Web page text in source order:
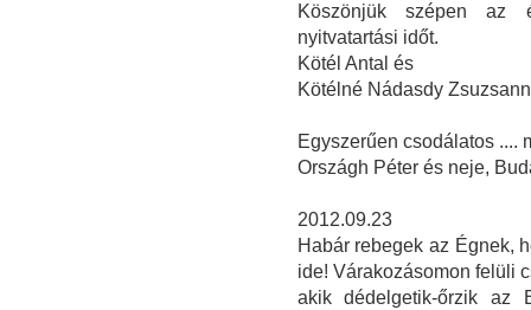
Köszönjük szépen az
nyitvatartási időt.
Kötél Antal és
Kötélné Nádasdy
Egyszerűen csodálatos ....
Országh Péter és neje,
2012.09.23
Habár rebegek az Égnek,
ide! Várakozásomon felüli
akik dédelgetik-őrzik az